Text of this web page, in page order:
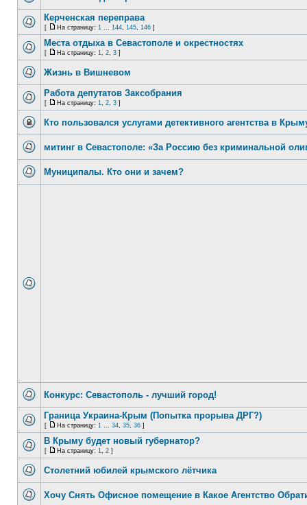
Керченская переправа
[ На страницу: 1 ... 144, 145, 146 ]
Места отдыха в Севастополе и окрестностях
[ На страницу: 1, 2, 3 ]
Жизнь в Вишневом
Работа депутатов Заксобрания
[ На страницу: 1, 2, 3 ]
Кто пользовался услугами детективного агентства в
митинг в Севастополе: «За Россию без криминальной
Муниципалы. Кто они и зачем?
Конкурс: Севастополь - лучший город!
Граница Украина-Крым (Попытка прорыва ДРГ?)
[ На страницу: 1 ... 34, 35, 36 ]
В Крыму будет новый губернатор?
[ На страницу: 1, 2 ]
Столетний юбилей крымского лётчика
Хочу Снять Офисное помещение в Какое Агентство